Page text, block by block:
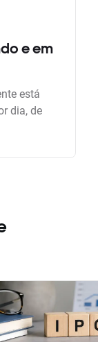
e em
está
dia, de